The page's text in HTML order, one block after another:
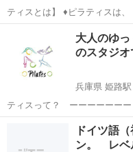
ティスとは】 ♦ピラティスは、
の病弱な体…
甲府駅
大人のゆ
のスタジオ
兵庫県 姫路駅
ティスって？ ーーーーーーー
ィスが第一…
姫路駅
ドイツ語
ン。 レベ